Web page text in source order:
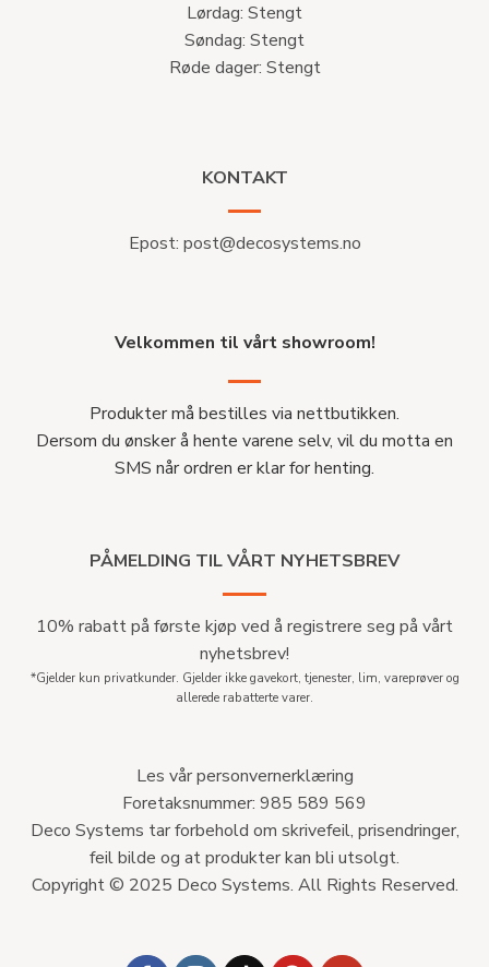
Lørdag: Stengt
Søndag: Stengt
Røde dager: Stengt
KONTAKT
Epost: post@decosystems.no
Velkommen til vårt showroom!
Produkter må bestilles via nettbutikken.
Dersom du ønsker å hente varene selv, vil du motta en
SMS når ordren er klar for henting.
PÅMELDING TIL VÅRT NYHETSBREV
10% rabatt på første kjøp ved å registrere seg på vårt
nyhetsbrev!
*Gjelder kun privatkunder. Gjelder ikke gavekort, tjenester, lim, vareprøver og
allerede rabatterte varer.
Les vår personvernerklæring
Foretaksnummer: 985 589 569
Deco Systems tar forbehold om skrivefeil, prisendringer,
feil bilde og at produkter kan bli utsolgt.
Copyright © 2025 Deco Systems. All Rights Reserved.